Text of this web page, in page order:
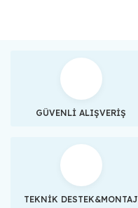
GÜVENLİ ALIŞVERİŞ
TEKNİK DESTEK&MONTAJ